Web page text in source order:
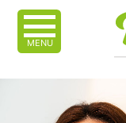
MENU